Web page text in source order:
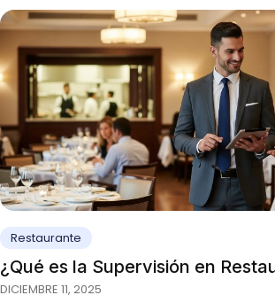
Restaurante
¿Qué es la Supervisión en
DICIEMBRE 11, 2025